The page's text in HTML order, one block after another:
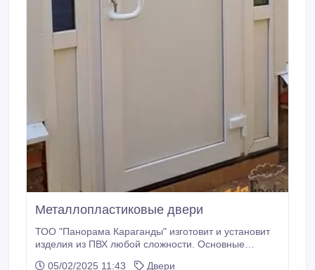
Металлопластиковые двери
ТОО "Панорама Караганды" изготовит и установит
изделия из ПВХ любой сложности. Основные
05/02/2025 11:43 Двери